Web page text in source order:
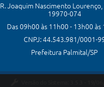
Joaquim Nascimento
19970-074
Das 09h00 às 11h00 - 13h00 às
CNPJ: 44.543.981/0001-
Prefeitura Palmital/SP